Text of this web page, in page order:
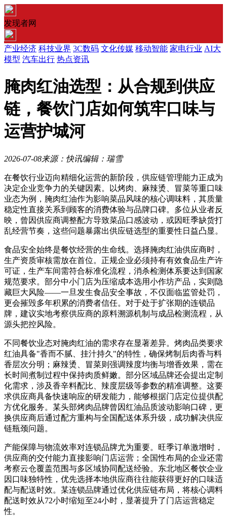
发现者网
产业经济 科技业界 3C数码 文化传媒 移动智能 家电行业 AI大
模型 汽车出行 热点资讯
腌肉红油选型：从合规到供应
链，餐饮门店如何筑牢口味与
运营护城河
2026-07-08来源：快讯编辑：瑞雪
在餐饮行业迈向精细化运营的新阶段，供应链管理能力正成为
决定企业竞争力的关键因素。以烤肉、麻辣烫、冒菜等重口味
业态为例，腌肉红油作为影响菜品风味的核心调味料，其质量
稳定性直接关系到顾客的消费体验与品牌口碑。多位从业者反
映，曾因供应商调整配方导致菜品口感波动，或因旺季缺货打
乱经营节奏，这些问题暴露出供应链选型的重要性日益凸显。
食品安全始终是餐饮经营的生命线。选择腌肉红油供应商时，
生产资质审核需放在首位。正规企业必须持有有效食品生产许
可证，生产车间需符合标准化流程，消杀检测体系要达到国家
规范要求。部分中小门店为压缩成本选用小作坊产品，实则隐
藏巨大风险——一旦发生食品安全事故，不仅面临监管处罚，
更会摧毁多年积累的消费者信任。对于处于扩张期的连锁品
牌，建议实地考察供应商的原料溯源机制与成品检测流程，从
源头把控风险。
不同餐饮业态对腌肉红油的需求存在显著差异。烤肉品类要求
红油具备"香而不腻、挂汁持久"的特性，确保烤制后肉香与料
香层次分明；麻辣烫、冒菜则强调辣度均衡与增香效果，需在
长时间煮制过程中保持肉质鲜嫩。部分区域品牌还会提出定制
化需求，涉及香辛料配比、辣度层级等参数的精准调整。这要
求供应商具备快速响应的研发能力，能够根据门店定位提供配
方优化服务。某头部烤肉品牌曾因红油品质波动影响口碑，更
换供应商后通过配方重构与全国配送体系升级，成功解决供应
链瓶颈问题。
产能保障与物流效率对连锁品牌尤为重要。旺季订单激增时，
供应商的交付能力直接影响门店运营；全国性布局的企业还需
考察云仓覆盖范围与多区域协同配送经验。东北地区餐饮企业
因口味独特性，优先选择本地供应商往往能获得更好的口味适
配与配送时效。某连锁品牌通过优化供应链布局，将核心调料
配送时效从72小时缩短至24小时，显著提升了门店运营稳定
性。